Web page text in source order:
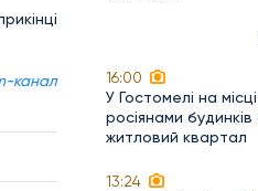
канал
16:00
У Гостомелі на
росіянами
житловий квартал
13:24